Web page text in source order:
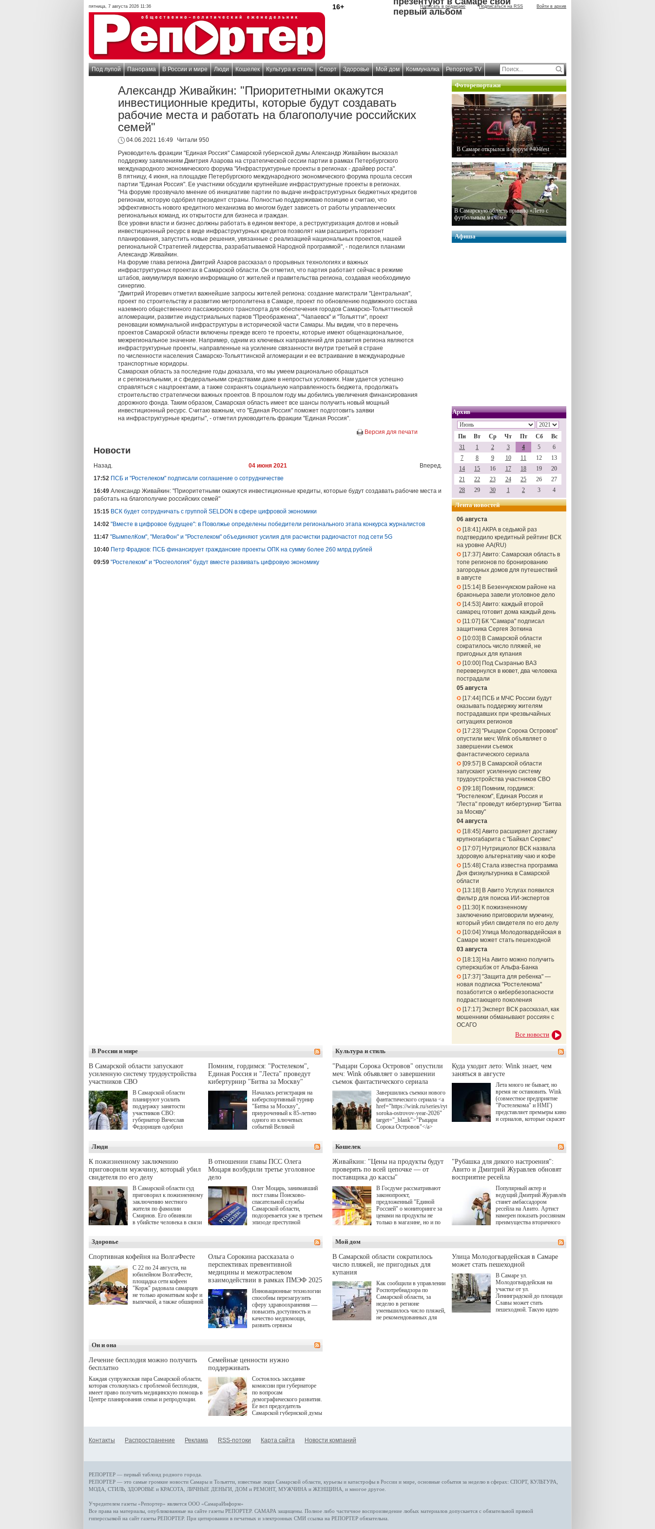
пятница, 7 августа 2026 11:36 16+ Написать в редакцию Подписаться на RSS Войти в архив
первый альбом
Под лупой Панорама В России и мире Люди Кошелек Культура и стиль Спорт Здоровье Мой дом Коммуналка Репортер TV
Александр Живайкин: "Приоритетными окажутся
инвестиционные кредиты, которые будут создавать
рабочие места и работать на благополучие российских
семей"
04.06.2021 16:49
Читали 950
Руководитель фракции "Единая Россия" Самарской губернской думы Александр Живайкин высказал
поддержку заявлениям Дмитрия Азарова на стратегической сессии партии в рамках Петербургского
международного экономического форума "Инфраструктурные проекты в регионах - драйвер роста".
В пятницу, 4 июня, на площадке Петербургского международного экономического форума прошла сессия
партии "Единая Россия". Ее участники обсудили крупнейшие инфраструктурные проекты в регионах.
"На форуме прозвучало мнение об инициативе партии по выдаче инфраструктурных бюджетных кредитов
регионам, которую одобрил президент страны. Полностью поддерживаю позицию и считаю, что
эффективность нового кредитного механизма во многом будет зависеть от работы управленческих
региональных команд, их открытости для бизнеса и граждан.
Все уровни власти и бизнес должны работать в едином векторе, а реструктуризация долгов и новый
инвестиционный ресурс в виде инфраструктурных кредитов позволят нам расширить горизонт
планирования, запустить новые решения, увязанные с реализацией национальных проектов, нашей
региональной Стратегией лидерства, разрабатываемой Народной программой", - поделился планами
Александр Живайкин.
На форуме глава региона Дмитрий Азаров рассказал о прорывных технологиях и важных
инфраструктурных проектах в Самарской области. Он отметил, что партия работает сейчас в режиме
штабов, аккумулируя важную информацию от жителей и правительства региона, создавая необходимую
синергию.
"Дмитрий Игоревич отметил важнейшие запросы жителей региона: создание магистрали "Центральная",
проект по строительству и развитию метрополитена в Самаре, проект по обновлению подвижного состава
наземного общественного пассажирского транспорта для обеспечения городов Самарско-Тольяттинской
агломерации, развитие индустриальных парков "Преображенка", "Чапаевск" и "Тольятти", проект
реновации коммунальной инфраструктуры в исторической части Самары. Мы видим, что в перечень
проектов Самарской области включены прежде всего те проекты, которые имеют общенациональное,
межрегиональное значение. Например, одним из ключевых направлений для развития региона являются
инфраструктурные проекты, направленные на усиление связанности внутри третьей в стране
по численности населения Самарско-Тольяттинской агломерации и ее встраивание в международные
транспортные коридоры.
Самарская область за последние годы доказала, что мы умеем рационально обращаться
и с региональными, и с федеральными средствами даже в непростых условиях. Нам удается успешно
справляться с нацпроектами, а также сохранять социальную направленность бюджета, продолжать
строительство стратегически важных проектов. В прошлом году мы добились увеличения финансирования
дорожного фонда. Таким образом, Самарская область имеет все шансы получить новый мощный
инвестиционный ресурс. Считаю важным, что "Единая Россия" поможет подготовить заявки
на инфраструктурные кредиты", - отметил руководитель фракции "Единая Россия".
Версия для печати
Новости
Назад. 04 июня 2021
Вперед.
17:52 ПСБ и "Ростелеком" подписали соглашение о сотрудничестве
16:49 Александр Живайкин: "Приоритетными окажутся инвестиционные кредиты, которые будут создавать рабочие места и
работать на благополучие российских семей"
15:15 ВСК будет сотрудничать с группой SELDON в сфере цифровой экономики
14:02 "Вместе в цифровое будущее": в Поволжье определены победители регионального этапа конкурса журналистов
11:47 "ВымпелКом", "МегаФон" и "Ростелеком" объединяют усилия для расчистки радиочастот под сети 5G
10:40 Петр Фрадков: ПСБ финансирует гражданские проекты ОПК на сумму более 260 млрд рублей
09:59 "Ростелеком" и "Росгеология" будут вместе развивать цифровую экономику
Фоторепортажи
В Самаре открылся it-форум #404fest
В Самарскую область пришло «Лето с
футбольным мячом»
Афиша
Архив
Пн Вт Ср Чт Пт Сб
Вс
31
1 2 3 4 5
6
7
8 9 10 11 12
13
14
15 16 17 18 19
20
21
22 23 24 25 26
27
28
29 30 1 2 3 4
Лента новостей
06 августа
18:41 АКРА в седьмой раз
подтвердило кредитный рейтинг ВСК
на уровне АА(RU)
17:37 Авито: Самарская область в
топе регионов по бронированию
загородных домов для путешествий
в августе
15:14 В Безенчукском районе на
браконьера завели уголовное дело
14:53 Авито: каждый второй
самарец готовит дома каждый день
11:07
БК "Самара" подписал
защитника Сергея Зоткина
10:03
В Самарской области
сократилось число пляжей, не
пригодных для купания
10:00 Под Сызранью ВАЗ
перевернулся в кювет, два человека
пострадали
05 августа
17:44 ПСБ и МЧС России будут
оказывать поддержку жителям
пострадавших при чрезвычайных
ситуациях регионов
17:23 "Рыцари Сорока Островов"
опустили меч: Wink объявляет о
завершении съемок
фантастического сериала
09:57
В Самарской области
запускают усиленную систему
трудоустройства участников СВО
09:18 Помним, гордимся:
"Ростелеком", Единая Россия и
"Леста" проведут кибертурнир "Битва
за Москву"
04 августа
18:45 Авито расширяет доставку
крупногабарита с "Байкал Сервис"
17:07
Нутрициолог ВСК назвала
здоровую альтернативу чаю и кофе
15:48 Стала известна программа
Дня физкультурника в Самарской
области
13:18 В Авито Услугах появился
фильтр для поиска ИИ-экспертов
11:30 К пожизненному
заключению приговорили мужчину,
который убил свидетеля по его делу
10:04 Улица Молодогвардейская в
Самаре может стать пешеходной
03 августа
18:13
На Авито можно получить
суперкэшбэк от Альфа-Банка
17:37 "Защита для ребенка" —
новая подписка "Ростелекома"
позаботится о кибербезопасности
подрастающего поколения
17:17 Эксперт ВСК рассказал, как
мошенники обманывают россиян с
ОСАГО
Все новости
В России и мире
В Самарской области запускают
усиленную систему трудоустройства
участников СВО
В Самарской области
планируют усилить
поддержку занятости
участников СВО:
губернатор Вячеслав
Федорищев одобрил
Живайкина, направленные
на трудоустройство и более
спокойную адаптацию к
мирной жизни.
Помним, гордимся: "Ростелеком",
Единая Россия и "Леста" проведут
кибертурнир "Битва за Москву"
Началась регистрация на
киберспортивный турнир
"Битва за Москву",
приуроченный к 85-летию
одного из ключевых
событий Великой
игре "Мир танков"
выступили "Ростелеком",
партия "Единая Россия",
игровая студия "Леста" и
Культура и стиль
"Рыцари Сорока Островов" опустили
меч: Wink объявляет о завершении
съемок фантастического сериала
Завершились съемки нового
фантастического сериала <a
href="https://wink.ru/series/rytsari-
soroka-ostrovov-year-2026"
target="_blank">"Рыцари
Сорока Островов"</a>
и НМГ) по мотивам
одноименного романа
Сергея Лукьяненко. Главные
роли в проекте исполнили
Артем Кошман, Полина
Гухман, Вероника
Устимова, Олег Савостюк,
Святослав Рогожан, Кузьма
Котрелёв, Никита
Кологривый, Елисей
Чучилин, Александра
Дмитрий Куличков и Юлия
Волкова в роли родителей.
Режиссер-постановщик
проекта — Егор Чичканов
снова здравствуйте!").
Куда уходит лето: Wink знает, чем
заняться в августе
Лета много не бывает, но
время не остановить. Wink
(совместное предприятие
"Ростелекома" и НМГ)
представляет премьеры кино
и сериалов, которые скрасят
href="https://wink.ru/series/kholod-
year-2026"
target="_blank">"Холод"
</a> (18+) останется только
на экране — весь август по
четвергам продолжат
выходить новые эпизоды
сериала, в котором
беспощадным возмездием в
духе графа Монте-Кристо
занимается наша
современница.
Люди
К пожизненному заключению
приговорили мужчину, который убил
свидетеля по его делу
В Самарской области суд
приговорил к пожизненному
заключению местного
жителя по фамилии
Смирнов. Его обвиняли
в убийстве человека в связи
В отношении главы ПСС Олега
Моцаря возбудили третье уголовное
дело
Олег Моцарь, занимавший
пост главы Поисково-
спасательной службы
Самарской области,
подозревается уже в третьем
эпизоде преступной
о превышении полномочий,
а сам он находится в СИЗО.
Кошелек
Живайкин: "Цены на продукты будут
проверять по всей цепочке — от
поставщика до кассы"
В Госдуме рассматривают
законопроект,
предложенный "Единой
Россией" о мониторинге за
ценами на продукты не
только в магазине, но и по
подорожания было понятно,
где именно цена "поехала"
вверх и кто её разогнал.
"Рубашка для дикого настроения":
Авито и Дмитрий Журавлев обновят
восприятие ресейла
Популярный актер и
ведущий Дмитрий Журавлёв
станет амбассадором
ресейла на Авито. Артист
намерен показать россиянам
преимущества вторичного
для современного и умного
человека.
Здоровье
Спортивная кофейня на ВолгаФесте
С 22 по 24 августа, на
юбилейном ВолгаФесте,
площадка сети кофеен
"Корж" радовала самарцев
не только ароматным кофе и
выпечкой, а также обширной
Ольга Сорокина рассказала о
перспективах превентивной
медицины и межотраслевом
взаимодействии в рамках ПМЭФ 2025
Инновационные технологии
способны перезагрузить
сферу здравоохранения —
повысить доступность и
качество медпомощи,
развить сервисы
определенными барьерами.
К ним можно отнести
возникающие при работе с
данными пациентов. Для
более динамичного роста
проникновения инноваций в
сегмент необходимо кросс-
отраслевое взаимодействие
рассказала Ольга Сорокина,
ходе сессии "Развитие
качества жизни" в рамках
ПМЭФ 2025. В дискуссии
РФ Михаил Мурашко,
представители
Государственной Думы,
Мой дом
В Самарской области сократилось
число пляжей, не пригодных для
купания
Как сообщили в управлении
Роспотребнадзора по
Самарской области, за
неделю в регионе
уменьшилось число пляжей,
не рекомендованных для
Улица Молодогвардейская в Самаре
может стать пешеходной
В Самаре ул.
Молодогвардейская на
участке от ул.
Ленинградской до площади
Славы может стать
пешеходной. Такую идею
Он и она
Лечение бесплодия можно получить
бесплатно
Каждая супружеская пара Самарской области,
которая столкнулась с проблемой бесплодия,
имеет право получить медицинскую помощь в
Центре планирования семьи и репродукции.
Семейные ценности нужно
поддерживать
Состоялось заседание
комиссии при губернаторе
по вопросам
демографического развития.
Ее вел председатель
Самарской губернской думы
Контакты Распространение Реклама RSS-потоки Карта сайта Новости компаний
РЕПОРТЕР — первый таблоид родного города.
РЕПОРТЕР — это самые громкие новости Самары и Тольятти, известные люди Самарской области, курьезы и катастрофы в России и мире , основные события за неделю в сферах: СПОРТ, КУЛЬТУРА,
МОДА, СТИЛЬ ЗДОРОВЬЕ и КРАСОТА ЛИЧНЫЕ ДЕНЬГИ ДОМ и РЕМОНТ, МУЖЧИНА и ЖЕНЩИНА , и многое другое
Учредителем газеты «Репортер» является ООО «СамараИнформ»
Все права на материалы, опубликованные на сайте газеты РЕПОРТЕР. САМАРА защищены. Полное либо частичное воспроизведение любых материалов допускается с обязательной прямой
гиперссылкой на сайт газеты РЕПОРТЕР. При цитировании в печатных и электронных СМИ ссылка на РЕПОРТЕР обязательна.